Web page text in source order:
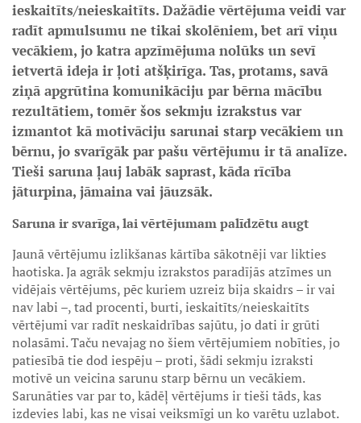
ieskaitīts/neieskaitīts. Dažādie vērtējuma veidi var
radīt apmulsumu ne tikai skolēniem, bet arī viņu
vecākiem, jo katra apzīmējuma nolūks un sevī
ietvertā ideja ir ļoti atšķirīga. Tas, protams, savā
ziņā apgrūtina komunikāciju par bērna mācību
rezultātiem, tomēr šos sekmju izrakstus var
izmantot kā motivāciju sarunai starp vecākiem un
bērnu, jo svarīgāk par pašu vērtējumu ir tā analīze.
Tieši saruna ļauj labāk saprast, kāda rīcība
jāturpina, jāmaina vai jāuzsāk.
Saruna ir svarīga, lai vērtējumam palīdzētu augt
Jaunā vērtējumu izlikšanas kārtība sākotnēji var likties
haotiska. Ja agrāk sekmju izrakstos paradījās atzīmes un
vidējais vērtējums, pēc kuriem uzreiz bija skaidrs – ir vai
nav labi –, tad procenti, burti, ieskaitīts/neieskaitīts
vērtējumi var radīt neskaidrības sajūtu, jo dati ir grūti
nolasāmi. Taču nevajag no šiem vērtējumiem nobīties, jo
patiesībā tie dod iespēju – proti, šādi sekmju izraksti
motivē un veicina sarunu starp bērnu un vecākiem.
Sarunāties var par to, kādēļ vērtējums ir tieši tāds, kas
izdevies labi, kas ne visai veiksmīgi un ko varētu uzlabot.